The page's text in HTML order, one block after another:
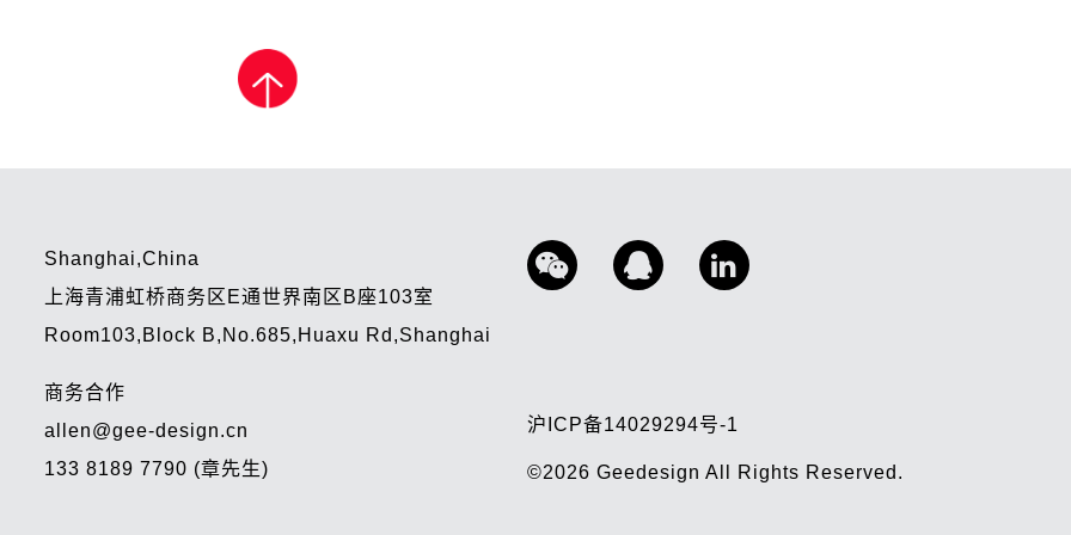
Shanghai,China
上海青浦虹桥商务区E通世界南区B座103室
Room103,Block B,No.685,Huaxu Rd,Shanghai
商务合作
allen@gee-design.cn
133 8189 7790 (章先生)
沪ICP备14029294号-1
©2026GeedesignAll Rights Reserved.